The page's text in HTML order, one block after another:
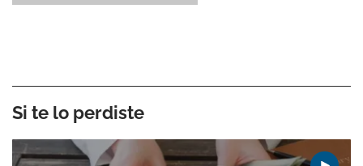
Si te lo perdiste